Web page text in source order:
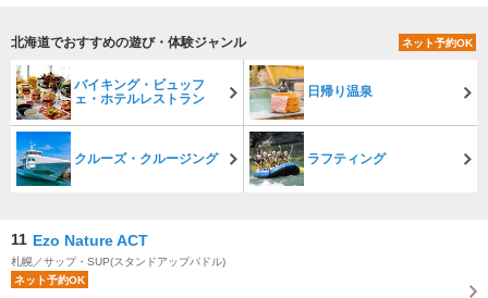
北海道でおすすめの遊び・体験ジャンル ネット予約OK
バイキング・ビュッフ
ェ・ホテルレストラン
日帰り温泉
クルーズ・クルージング ラフティング
11 Ezo Nature ACT
札幌／サップ・SUP(スタンドアップパドル)
ネット予約OK